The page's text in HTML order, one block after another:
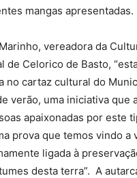
mangas apresentadas.
vereadora da
de Celorico de Basto,
no cartaz cultural do
verão, uma iniciativa que
apaixonadas por este
prova que temos vindo a
ligada à
desta terra”. A